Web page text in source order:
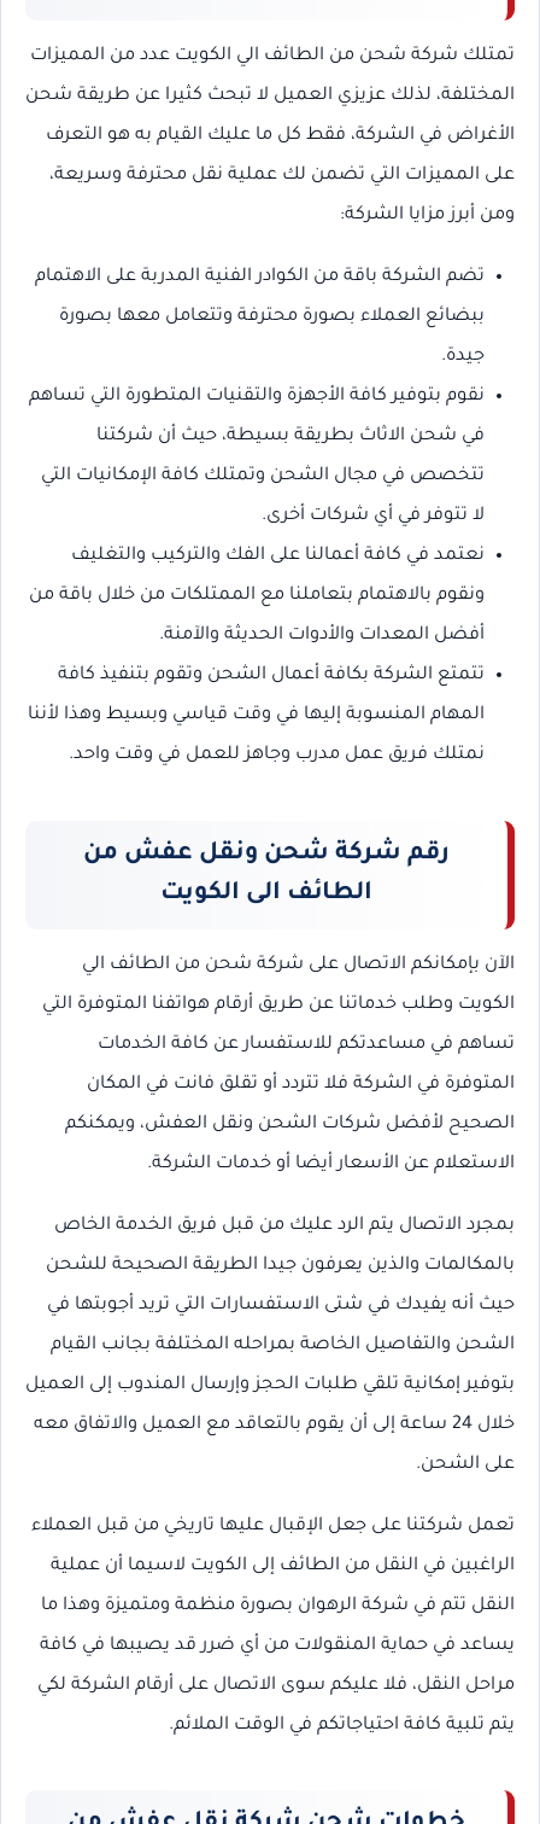
تمتلك شركة شحن من الطائف الي الكويت عدد من المميزات
المختلفة، لذلك عزيزي العميل لا تبحث كثيرا عن طريقة شحن
الأغراض في الشركة، فقط كل ما عليك القيام به هو التعرف
على المميزات التي تضمن لك عملية نقل محترفة وسريعة،
ومن أبرز مزايا الشركة:
تضم الشركة باقة من الكوادر الفنية المدربة على الاهتمام
ببضائع العملاء بصورة محترفة وتتعامل معها بصورة
جيدة.
نقوم بتوفير كافة الأجهزة والتقنيات المتطورة التي تساهم
في شحن الاثاث بطريقة بسيطة، حيث أن شركتنا
تتخصص في مجال الشحن وتمتلك كافة الإمكانيات التي
لا تتوفر في أي شركات أخرى.
نعتمد في كافة أعمالنا على الفك والتركيب والتغليف
ونقوم بالاهتمام بتعاملنا مع الممتلكات من خلال باقة من
أفضل المعدات والأدوات الحديثة والآمنة.
تتمتع الشركة بكافة أعمال الشحن وتقوم بتنفيذ كافة
المهام المنسوبة إليها في وقت قياسي وبسيط وهذا لأننا
نمتلك فريق عمل مدرب وجاهز للعمل في وقت واحد.
رقم شركة شحن ونقل عفش من
الطائف الى الكويت
الآن بإمكانكم الاتصال على شركة شحن من الطائف الي
الكويت وطلب خدماتنا عن طريق أرقام هواتفنا المتوفرة التي
تساهم في مساعدتكم للاستفسار عن كافة الخدمات
المتوفرة في الشركة فلا تتردد أو تقلق فانت في المكان
الصحيح لأفضل شركات الشحن ونقل العفش، ويمكنكم
الاستعلام عن الأسعار أيضا أو خدمات الشركة.
بمجرد الاتصال يتم الرد عليك من قبل فريق الخدمة الخاص
بالمكالمات والذين يعرفون جيدا الطريقة الصحيحة للشحن
حيث أنه يفيدك في شتى الاستفسارات التي تريد أجوبتها في
الشحن والتفاصيل الخاصة بمراحله المختلفة بجانب القيام
بتوفير إمكانية تلقي طلبات الحجز وإرسال المندوب إلى العميل
خلال 24 ساعة إلى أن يقوم بالتعاقد مع العميل والاتفاق معه
على الشحن.
تعمل شركتنا على جعل الإقبال عليها تاريخي من قبل العملاء
الراغبين في النقل من الطائف إلى الكويت لاسيما أن عملية
النقل تتم في شركة الرهوان بصورة منظمة ومتميزة وهذا ما
يساعد في حماية المنقولات من أي ضرر قد يصيبها في كافة
مراحل النقل، فلا عليكم سوى الاتصال على أرقام الشركة لكي
يتم تلبية كافة احتياجاتكم في الوقت الملائم.